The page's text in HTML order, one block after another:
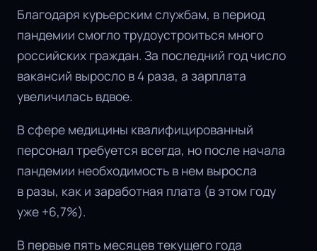
Благодаря курьерским службам, в период
пандемии смогло трудоустроиться много
российских граждан. За последний год число
вакансий выросло в 4 раза, а зарплата
увеличилась вдвое.
В сфере медицины квалифицированный
персонал требуется всегда, но после начала
пандемии необходимость в нем выросла
в разы, как и заработная плата (в этом году
уже +6,7%).
В первые пять месяцев текущего года